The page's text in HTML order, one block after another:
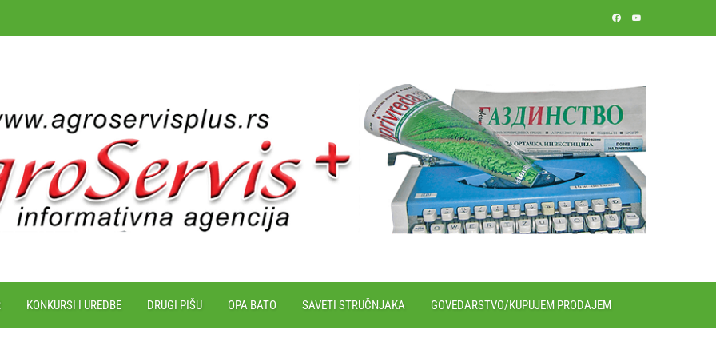
KONKURSI I UREDBE DRUGI PIŠU OPA BATO SAVETI STRUČNJAKA GOVEDARSTVO/KUPUJEM PRODAJEM